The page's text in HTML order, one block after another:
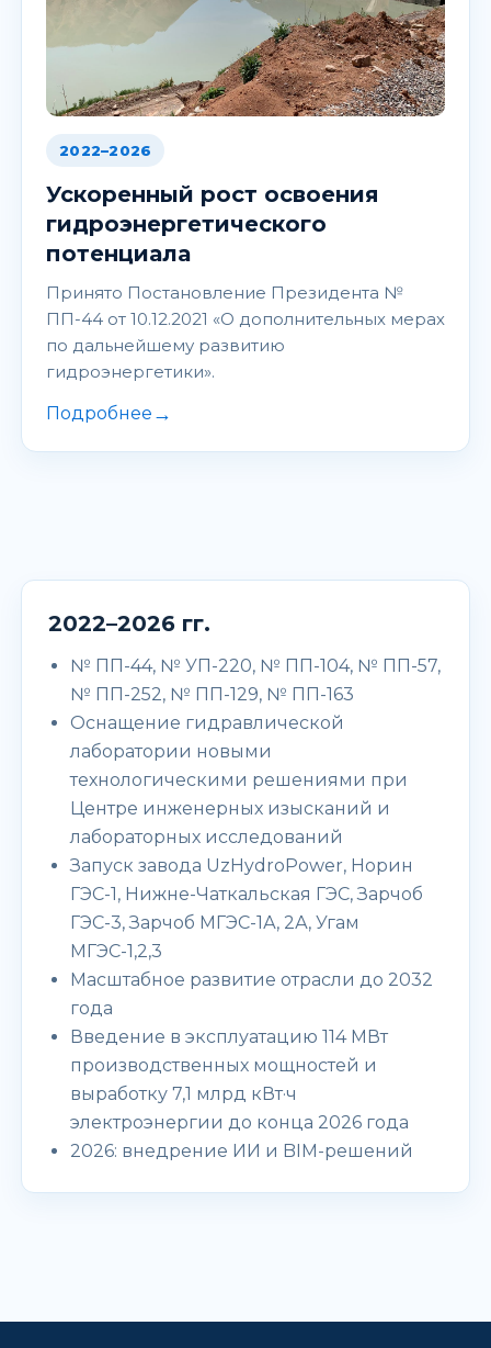
2022–2026
Ускоренный рост освоения
гидроэнергетического
потенциала
Принято Постановление Президента №
ПП-44 от 10.12.2021 «О дополнительных мерах
по дальнейшему развитию
гидроэнергетики».
Подробнее →
2022–2026 гг.
№ ПП-44, № УП-220, № ПП-104, № ПП-57,
№ ПП-252, № ПП-129, № ПП-163
Оснащение гидравлической
лаборатории новыми
технологическими решениями при
Центре инженерных изысканий и
лабораторных исследований
Запуск завода UzHydroPower, Норин
ГЭС-1, Нижне-Чаткальская ГЭС, Зарчоб
ГЭС-3, Зарчоб МГЭС-1А, 2А, Угам
МГЭС-1,2,3
Масштабное развитие отрасли до 2032
года
Введение в эксплуатацию 114 МВт
производственных мощностей и
выработку 7,1 млрд кВт·ч
электроэнергии до конца 2026 года
2026: внедрение ИИ и BIM-решений